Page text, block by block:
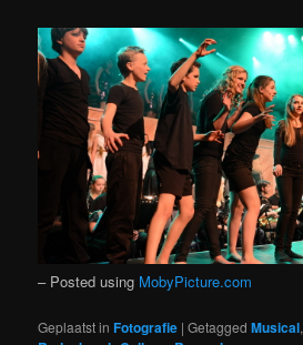
– Posted using MobyPicture.com
Geplaatst in Fotografie |Getagged Musical,